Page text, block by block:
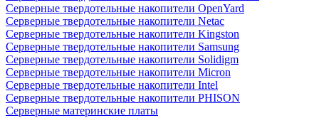
Серверные твердотельные накопители OpenYard
Серверные твердотельные накопители Netac
Cерверные твердотельные накопители Kingston
Cерверные твердотельные накопители Samsung
Cерверные твердотельные накопители Solidigm
Cерверные твердотельные накопители Micron
Cерверные твердотельные накопители Intel
Cерверные твердотельные накопители PHISON
Серверные материнские платы